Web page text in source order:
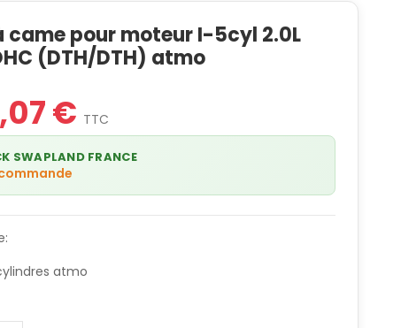
came pour moteur I-5cyl 2.0L
(DTH/DTH) atmo
€ TTC
SWAPLAND FRANCE
atmo